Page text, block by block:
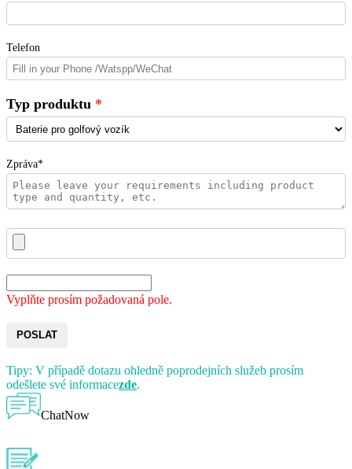
Telefon
Typ produktu
Zpráva*
Vyplňte prosím požadovaná pole.
POSLAT
Tipy: V případě dotazu ohledně poprodejních služeb prosím
odešlete své informacezde.
ChatNow